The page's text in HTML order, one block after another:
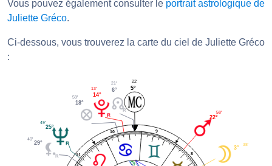
Vous pouvez également consulter le portrait astrologique de
Juliette Gréco.
Ci-dessous, vous trouverez la carte du ciel de Juliette Gréco
:
8
9
10
11
3°
38'
22°
58'
5°
22'
6°
21'
14°
13'
18°
59'
25°
49'
29°
40'